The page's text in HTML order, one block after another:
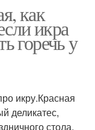
как
икра
горечь у
икру.Красная
деликатес,
стола.